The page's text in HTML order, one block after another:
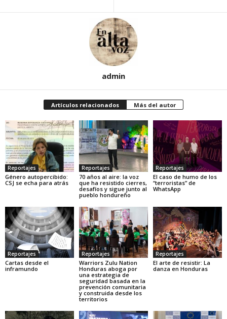
admin
Artículos relacionados Más del autor
Reportajes
Género autopercibido:
CSJ se echa para atrás
Reportajes
70 años al aire: la voz
que ha resistido cierres,
desafíos y sigue junto al
pueblo hondureño
Reportajes
El caso de humo de los
“terroristas” de
WhatsApp
Reportajes
Cartas desde el
inframundo
Reportajes
Warriors Zulu Nation
Honduras aboga por
una estrategia de
seguridad basada en la
prevención comunitaria
y construida desde los
territorios
Reportajes
El arte de resistir: La
danza en Honduras